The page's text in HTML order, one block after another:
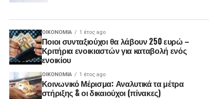
ΟΙΚΟΝΟΜΊΑ 1 έτος ago
Ποιοι συνταξιούχοι θα λάβουν 250 ευρώ –
Κριτήρια ενοικιαστών για καταβολή ενός
ενοικίου
ΟΙΚΟΝΟΜΊΑ 1 έτος ago
Κοινωνικό Μέρισμα: Αναλυτικά τα μέτρα
στήριξης & οι δικαιούχοι (πίνακες)